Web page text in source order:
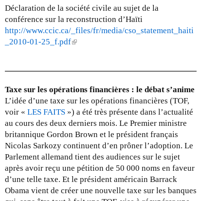
Déclaration de la société civile au sujet de la
conférence sur la reconstruction d’Haïti
http://www.ccic.ca/_files/fr/media/cso_statement_haiti
_2010-01-25_f.pdf(
k
i
s
e
x
t
e
r
n
a
Taxe sur les opérations financières : le débat s’anime
L’idée d’une taxe sur les opérations financières (TOF,
voir « LES FAITS ») a été très présente dans l’actualité
au cours des deux derniers mois. Le Premier ministre
britannique Gordon Brown et le président français
Nicolas Sarkozy continuent d’en prôner l’adoption. Le
Parlement allemand tient des audiences sur le sujet
après avoir reçu une pétition de 50 000 noms en faveur
d’une telle taxe. Et le président américain Barrack
Obama vient de créer une nouvelle taxe sur les banques